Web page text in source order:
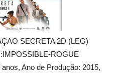
SECRETA 2D (LEG)
ROGUE
Ano de Produção: 2015,